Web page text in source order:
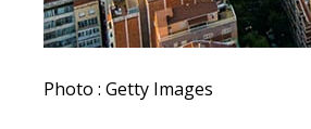
Photo : Getty Images